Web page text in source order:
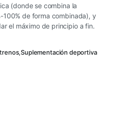
(donde se combina la
100% de forma combinada), y
el máximo de principio a fin.
,Suplementación deportiva